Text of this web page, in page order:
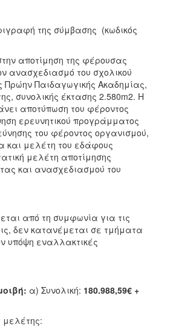
της σύμβασης (κωδικός
αποτίμηση της φέρουσας
ανασχεδιασμό του σχολικού
Πρώην Παιδαγωγικής Ακαδημίας,
συνολικής έκτασης 2.580m2. H
αποτύπωση του φέροντος
ερευνητικού προγράμματος
του φέροντος οργανισμού,
και μελέτη του εδάφους
μελέτη αποτίμησης
και ανασχεδιασμού του
από τη συμφωνία για τις
δεν κατανέμεται σε τμήματα
υπόψη εναλλακτικές
α) Συνολική: 180.988,59€ +
μελέτης: